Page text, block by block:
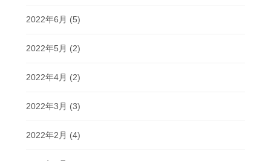
2022年6月 (5)
2022年5月 (2)
2022年4月 (2)
2022年3月 (3)
2022年2月 (4)